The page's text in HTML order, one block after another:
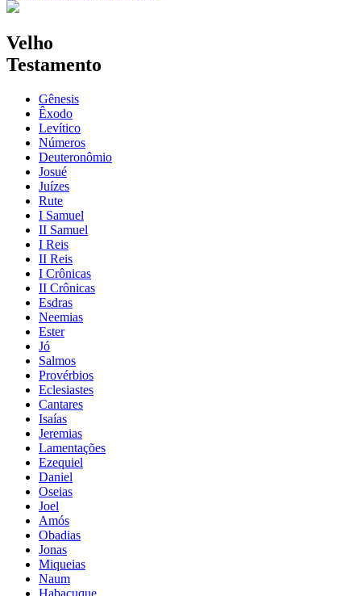
Velho
Testamento
Gênesis
Êxodo
Levítico
Números
Deuteronômio
Josué
Juízes
Rute
I Samuel
II Samuel
I Reis
II Reis
I Crônicas
II Crônicas
Esdras
Neemias
Ester
Jó
Salmos
Provérbios
Eclesiastes
Cantares
Isaías
Jeremias
Lamentações
Ezequiel
Daniel
Oseias
Joel
Amós
Obadias
Jonas
Miqueias
Naum
Habacuque